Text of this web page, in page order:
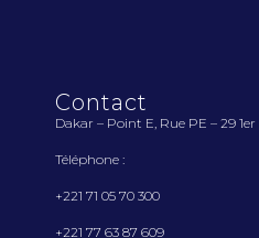
Contact
Dakar – Point E, Rue PE – 29 1er
Téléphone :
+221 71 05 70 300
+221 77 63 87 609